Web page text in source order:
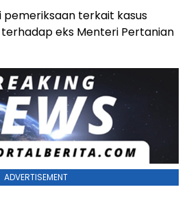
pemeriksaan terkait kasus
eks Menteri Pertanian
ADVERTISEMENT